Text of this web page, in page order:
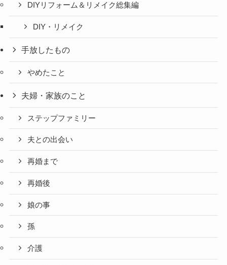
DIYリフォーム＆リメイク総集編
DIY・リメイク
手放したもの
やめたこと
夫婦・家族のこと
ステップファミリー
夫との出会い
再婚まで
再婚後
娘の事
孫
介護